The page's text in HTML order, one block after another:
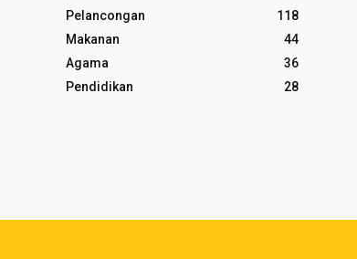
Pelancongan
118
Makanan
44
Agama
36
Pendidikan
28